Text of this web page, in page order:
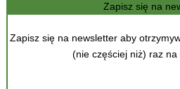
Zapisz się na
Zapisz się na newsletter aby
(nie częściej niż) raz